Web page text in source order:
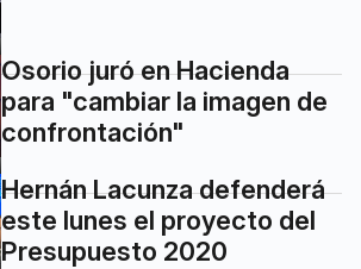
Osorio juró en Hacienda
para "cambiar la imagen de
confrontación"
Hernán Lacunza defenderá
este lunes el proyecto del
Presupuesto 2020